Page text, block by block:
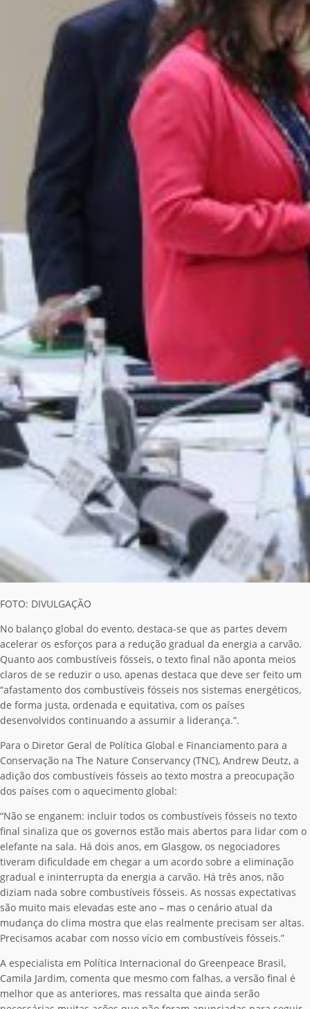
FOTO: DIVULGAÇÃO
No balanço global do evento, destaca-se que as partes devem
acelerar os esforços para a redução gradual da energia a carvão.
Quanto aos combustíveis fósseis, o texto final não aponta meios
claros de se reduzir o uso, apenas destaca que deve ser feito um
“afastamento dos combustíveis fósseis nos sistemas energéticos,
de forma justa, ordenada e equitativa, com os países
desenvolvidos continuando a assumir a liderança.”.
Para o Diretor Geral de Política Global e Financiamento para a
Conservação na The Nature Conservancy (TNC), Andrew Deutz, a
adição dos combustíveis fósseis ao texto mostra a preocupação
dos países com o aquecimento global:
“Não se enganem: incluir todos os combustíveis fósseis no texto
final sinaliza que os governos estão mais abertos para lidar com o
elefante na sala. Há dois anos, em Glasgow, os negociadores
tiveram dificuldade em chegar a um acordo sobre a eliminação
gradual e ininterrupta da energia a carvão. Há três anos, não
diziam nada sobre combustíveis fósseis. As nossas expectativas
são muito mais elevadas este ano – mas o cenário atual da
mudança do clima mostra que elas realmente precisam ser altas.
Precisamos acabar com nosso vício em combustíveis fósseis.”
A especialista em Política Internacional do Greenpeace Brasil,
Camila Jardim, comenta que mesmo com falhas, a versão final é
melhor que as anteriores, mas ressalta que ainda serão